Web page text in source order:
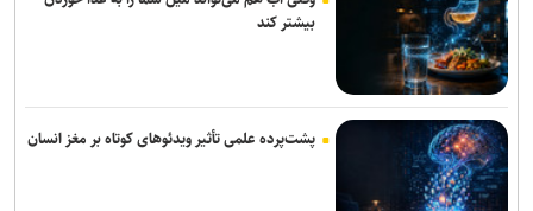
خانه نمایش امید به دنبال پر کردن خلأ تئاتر نوجوان؛ اجرای ۵۰۰ نوبت
نمایش در ۱۵ استان
میلیون دلاری
کتاب «برنامه راهبردی حکمرانی‌محور» بنیاد شهید رونمایی شد/ برنامه
پنج‌ساله بنیاد شهید و امور ایثارگران برای حرکت تا افق ۱۴۱۰
بیشتر کند
پشت‌پرده علمی تأثیر ویدئو‌های کوتاه بر مغز انسان